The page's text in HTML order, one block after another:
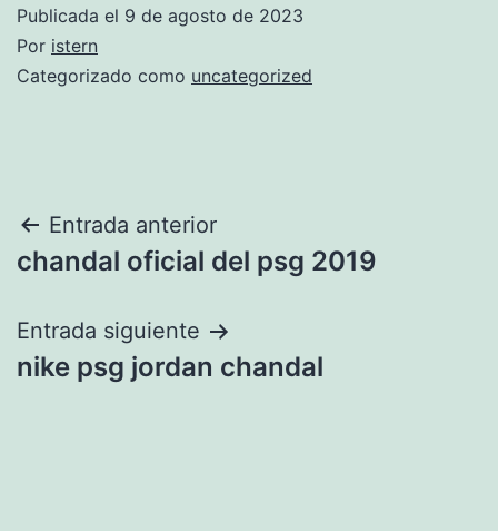
Publicada el 9 de agosto de 2023
Por istern
Categorizado como uncategorized
Navegación
de
entradas
Entrada anterior
chandal oficial del psg 2019
Entrada siguiente
nike psg jordan chandal